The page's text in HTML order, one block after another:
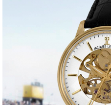
034
Showroom 86: BH9A-SP.9A-
Xá, Gia Lâm,